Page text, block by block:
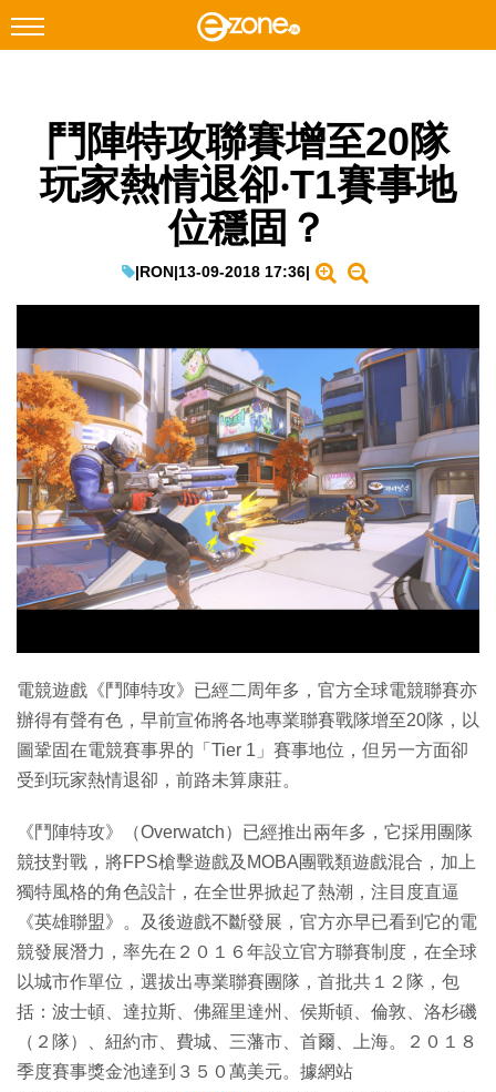
Facebook Instagram
科技焦點
教學評測
EduTech
IT Times
生成式AI與雲端應用
Enterprise Digital Transformation
特集
鬥陣特攻聯賽增至20隊
玩家熱情退卻‧T1賽事地
位穩固？
|RON|13-09-2018 17:36|
電競遊戲《鬥陣特攻》已經二周年多，官方全球電競聯賽亦
辦得有聲有色，早前宣佈將各地專業聯賽戰隊增至20隊，以
圖鞏固在電競賽事界的「Tier 1」賽事地位，但另一方面卻
受到玩家熱情退卻，前路未算康莊。
《鬥陣特攻》（Overwatch）已經推出兩年多，它採用團隊
競技對戰，將FPS槍擊遊戲及MOBA團戰類遊戲混合，加上
獨特風格的角色設計，在全世界掀起了熱潮，注目度直逼
《英雄聯盟》。及後遊戲不斷發展，官方亦早已看到它的電
競發展潛力，率先在２０１６年設立官方聯賽制度，在全球
以城市作單位，選拔出專業聯賽團隊，首批共１２隊，包
括：波士頓、達拉斯、佛羅里達州、侯斯頓、倫敦、洛杉磯
（２隊）、紐約市、費城、三藩市、首爾、上海。２０１８
季度賽事獎金池達到３５０萬美元。據網站